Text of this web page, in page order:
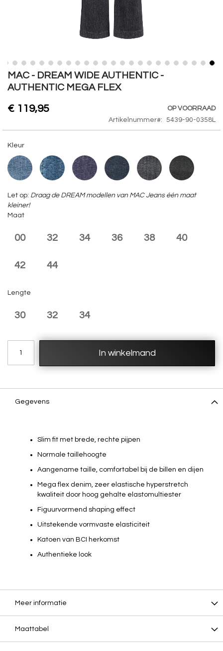
Skip
to
beginning
of
gallery
MAC - DREAM WIDE AUTHENTIC -
AUTHENTIC MEGA FLEX
€ 119,95
OP VOORRAAD
Artikelnummer
5439-90-0358L
Kleur
Let op: Draag de DREAM modellen van MAC Jeans één maat
kleiner!
Maat
00 32 34 36 38 40
42 44
Lengte
30 32 34
In winkelmand
Gegevens
Slim fit met brede, rechte pijpen
Normale taillehoogte
Aangename taille, comfortabel bij de billen en dijen
Mega flex denim, zeer elastische hyperstretch
kwaliteit door hoog gehalte elastomultiester
Figuurvormend shaping effect
Uitstekende vormvaste elasticiteit
Katoen van BCI herkomst
Authentieke look
Meer informatie
Maattabel